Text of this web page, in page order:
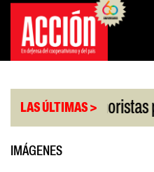
Saltar
contenido
LAS ÚLTIMAS >
ventas minoristas pyme
IMÁGENES